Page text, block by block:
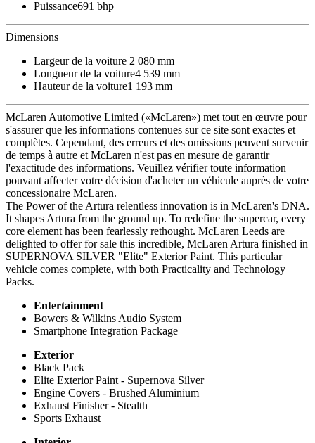
Puissance691 bhp
Dimensions
Largeur de la voiture 2 080 mm
Longueur de la voiture4 539 mm
Hauteur de la voiture1 193 mm
McLaren Automotive Limited («McLaren») met tout en œuvre pour
s'assurer que les informations contenues sur ce site sont exactes et
complètes. Cependant, des erreurs et des omissions peuvent survenir
de temps à autre et McLaren n'est pas en mesure de garantir
l'exactitude des informations. Veuillez vérifier toute information
pouvant affecter votre décision d'acheter un véhicule auprès de votre
concessionaire McLaren.
The Power of the Artura relentless innovation is in McLaren's DNA.
It shapes Artura from the ground up. To redefine the supercar, every
core element has been fearlessly rethought. McLaren Leeds are
delighted to offer for sale this incredible, McLaren Artura finished in
SUPERNOVA SILVER "Elite" Exterior Paint. This particular
vehicle comes complete, with both Practicality and Technology
Packs.
Entertainment
Bowers & Wilkins Audio System
Smartphone Integration Package
Exterior
Black Pack
Elite Exterior Paint - Supernova Silver
Engine Covers - Brushed Aluminium
Exhaust Finisher - Stealth
Sports Exhaust